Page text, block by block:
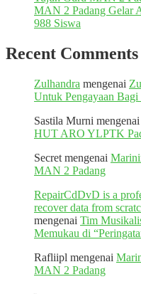
MAN 2 Padang Gelar
988 Siswa
Recent Comments
Zulhandra mengenai
Untuk Pengayaan
Sastila Murni mengenai
HUT ARO YLPTK
Secret mengenai
MAN 2 Padang
RepairCdDvD is a
recover data from
mengenai Tim
Memukau di
Rafliipl mengenai
MAN 2 Padang